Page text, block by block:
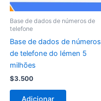
Base de dados de números de
telefone
Base de dados de números
de telefone do Iémen 5
milhões
$3.500
Adicionar